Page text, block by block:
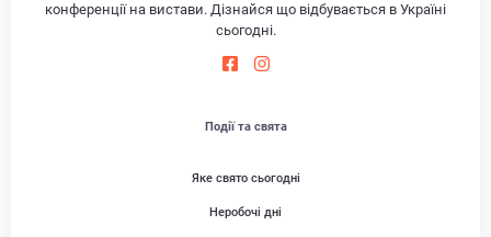
конференції на вистави. Дізнайся що відбувається в Україні
сьогодні.
Події та свята
Яке свято сьогодні
Неробочі дні